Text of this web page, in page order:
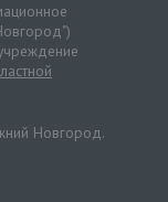
Новгород.